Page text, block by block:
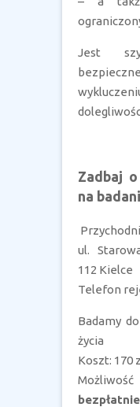
Jest
Zadbaj
na
ul.
112 Kielce
Telefon
Badamy
życia
Koszt: 170